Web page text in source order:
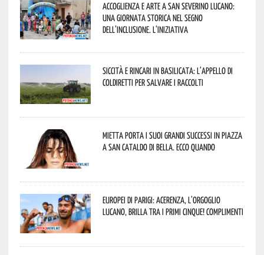
Accoglienza e arte a San Severino Lucano:
una giornata storica nel segno
dell’inclusione. L’iniziativa
Siccità e rincari in Basilicata: l’appello di
Coldiretti per salvare i raccolti
Mietta porta i suoi grandi successi in piazza
a San Cataldo di Bella. Ecco quando
Europei di Parigi: Acerenza, l’orgoglio
lucano, brilla tra i primi cinque! Complimenti